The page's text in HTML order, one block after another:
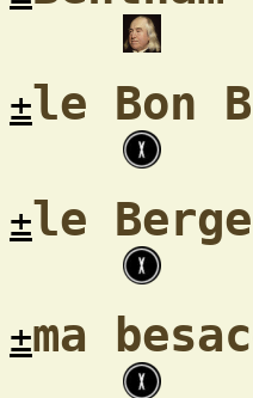
±le Bon
±le
±ma